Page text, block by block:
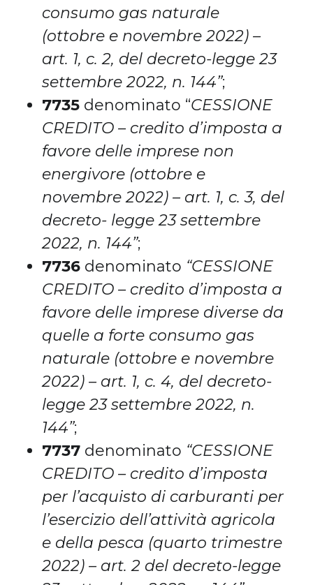
consumo gas naturale
(ottobre e novembre 2022) –
art. 1, c. 2, del decreto-legge 23
settembre 2022, n. 144”;
7735 denominato “CESSIONE
CREDITO – credito d’imposta a
favore delle imprese non
energivore (ottobre e
novembre 2022) – art. 1, c. 3, del
decreto- legge 23 settembre
2022, n. 144”;
7736 denominato “CESSIONE
CREDITO – credito d’imposta a
favore delle imprese diverse da
quelle a forte consumo gas
naturale (ottobre e novembre
2022) – art. 1, c. 4, del decreto-
legge 23 settembre 2022, n.
144”;
7737 denominato “CESSIONE
CREDITO – credito d’imposta
per l’acquisto di carburanti per
l’esercizio dell’attività agricola
e della pesca (quarto trimestre
2022) – art. 2 del decreto-legge